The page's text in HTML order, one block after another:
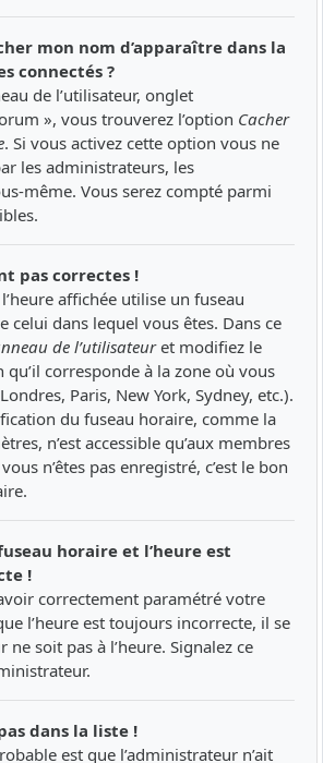
mon nom d’apparaître dans la
connectés ?
de l’utilisateur, onglet
», vous trouverez l’option Cacher
. Si vous activez cette option vous ne
les administrateurs, les
même. Vous serez compté parmi
pas correctes !
affichée utilise un fuseau
celui dans lequel vous êtes. Dans ce
de l’utilisateuret modifiez le
corresponde à la zone où vous
Paris, New York, Sydney, etc.).
du fuseau horaire, comme la
n’est accessible qu’aux membres
n’êtes pas enregistré, c’est le bon
horaire et l’heure est
!
correctement paramétré votre
l’heure est toujours incorrecte, il se
ne soit pas à l’heure. Signalez ce
dans la liste !
est que l’administrateur n’ait